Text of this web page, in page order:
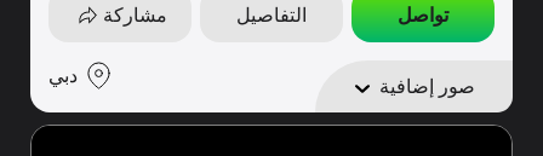
تواصل التفاصيل مشاركة
صور إضافية دبي